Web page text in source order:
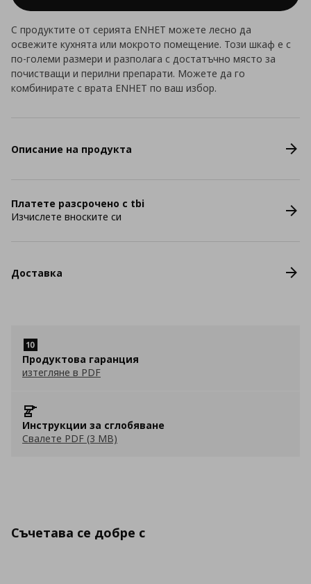
С продуктите от серията ENHET можете лесно да
освежите кухнята или мокрото помещение. Този шкаф е с
по-големи размери и разполага с достатъчно място за
почистващи и перилни препарати. Можете да го
комбинирате с врата ENHET по ваш избор.
Описание на продукта
Платете разсрочено с tbi
Изчислете вноските си
Доставка
Продуктова гаранция
изтегляне в PDF
Инструкции за сглобяване
Свалете PDF (3 MB)
Съчетава се добре с